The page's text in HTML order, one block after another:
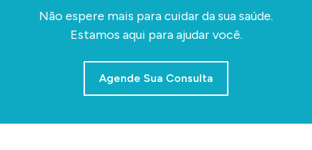
Não espere mais para cuidar da sua saúde.
Estamos aqui para ajudar você.
Agende Sua Consulta